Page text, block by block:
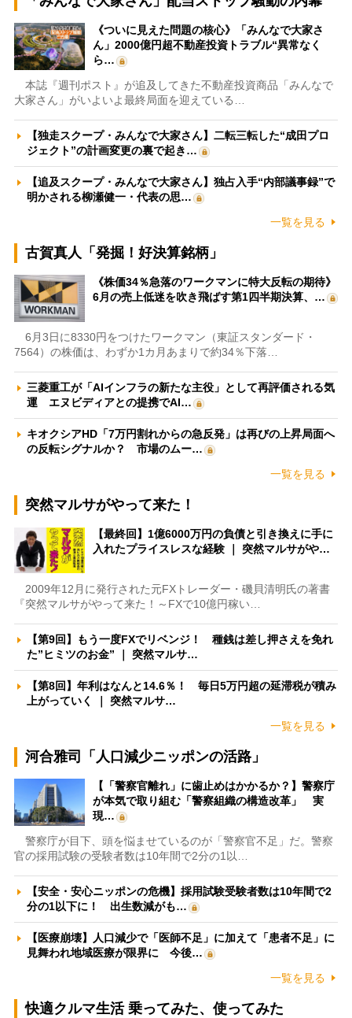
《ついに見えた問題の核心》「みんなで大家さ
ん」2000億円超不動産投資トラブル“異常なく
ら…
本誌『週刊ポスト』が追及してきた不動産投資商品「みんなで
大家さん」がいよいよ最終局面を迎えている…
【独走スクープ・みんなで大家さん】二転三転した“成田プロ
ジェクト”の計画変更の裏で起き…
【追及スクープ・みんなで大家さん】独占入手“内部議事録”で
明かされる柳瀬健一・代表の思…
一覧を見る
古賀真人「発掘！好決算銘柄」
《株価34％急落のワークマンに特大反転の期待》
6月の売上低迷を吹き飛ばす第1四半期決算、…
6月3日に8330円をつけたワークマン（東証スタンダード・
7564）の株価は、わずか1カ月あまりで約34％下落…
三菱重工が「AIインフラの新たな主役」として再評価される気
運 エヌビディアとの提携でAI…
キオクシアHD「7万円割れからの急反発」は再びの上昇局面へ
の反転シグナルか？ 市場のムー…
一覧を見る
突然マルサがやって来た！
【最終回】1億6000万円の負債と引き換えに手に
入れたプライスレスな経験 ｜ 突然マルサがや…
2009年12月に発行された元FXトレーダー・磯貝清明氏の著書
『突然マルサがやって来た！～FXで10億円稼い…
【第9回】もう一度FXでリベンジ！ 種銭は差し押さえを免れ
た”ヒミツのお金” ｜ 突然マルサ…
【第8回】年利はなんと14.6％！ 毎日5万円超の延滞税が積み
上がっていく ｜ 突然マルサ…
一覧を見る
河合雅司「人口減少ニッポンの活路」
【「警察官離れ」に歯止めはかかるか？】警察庁
が本気で取り組む「警察組織の構造改革」 実
現…
警察庁が目下、頭を悩ませているのが「警察官不足」だ。警察
官の採用試験の受験者数は10年間で2分の1以…
【安全・安心ニッポンの危機】採用試験受験者数は10年間で2
分の1以下に！ 出生数減がも…
【医療崩壊】人口減少で「医師不足」に加えて「患者不足」に
見舞われ地域医療が限界に 今後…
一覧を見る
快適クルマ生活 乗ってみた、使ってみた